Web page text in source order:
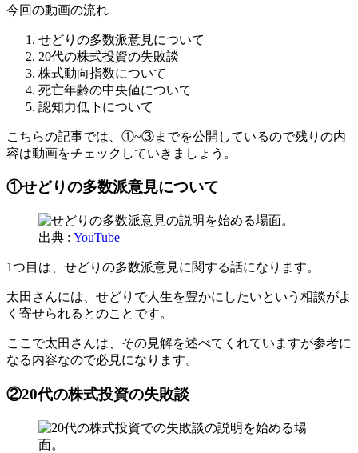
今回の動画の流れ
せどりの多数派意見について
20代の株式投資の失敗談
株式動向指数について
死亡年齢の中央値について
認知力低下について
こちらの記事では、①~③までを公開しているので残りの内
容は動画をチェックしていきましょう。
①せどりの多数派意見について
出典 : YouTube
1つ目は、せどりの多数派意見に関する話になります。
太田さんには、せどりで人生を豊かにしたいという相談がよ
く寄せられるとのことです。
ここで太田さんは、その見解を述べてくれていますが参考に
なる内容なので必見になります。
②20代の株式投資の失敗談